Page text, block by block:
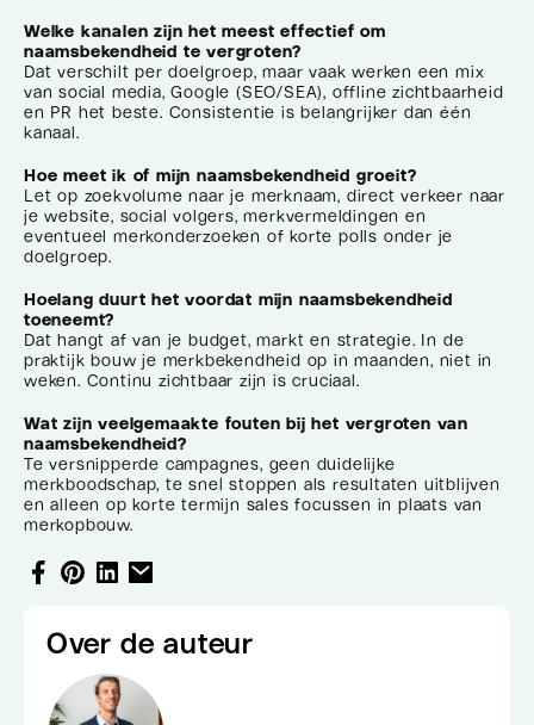
Welke kanalen zijn het meest effectief om
naamsbekendheid te vergroten?
Dat verschilt per doelgroep, maar vaak werken een mix
van social media, Google (SEO/SEA), offline zichtbaarheid
en PR het beste. Consistentie is belangrijker dan één
kanaal.
Hoe meet ik of mijn naamsbekendheid groeit?
Let op zoekvolume naar je merknaam, direct verkeer naar
je website, social volgers, merkvermeldingen en
eventueel merkonderzoeken of korte polls onder je
doelgroep.
Hoelang duurt het voordat mijn naamsbekendheid
toeneemt?
Dat hangt af van je budget, markt en strategie. In de
praktijk bouw je merkbekendheid op in maanden, niet in
weken. Continu zichtbaar zijn is cruciaal.
Wat zijn veelgemaakte fouten bij het vergroten van
naamsbekendheid?
Te versnipperde campagnes, geen duidelijke
merkboodschap, te snel stoppen als resultaten uitblijven
en alleen op korte termijn sales focussen in plaats van
merkopbouw.
Over de auteur